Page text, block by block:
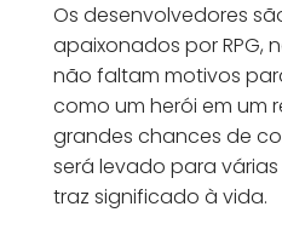
Os desenvolvedores
apaixonados por RPG,
não faltam motivos
como um herói em um
grandes chances de
será levado para
traz significado à vida.